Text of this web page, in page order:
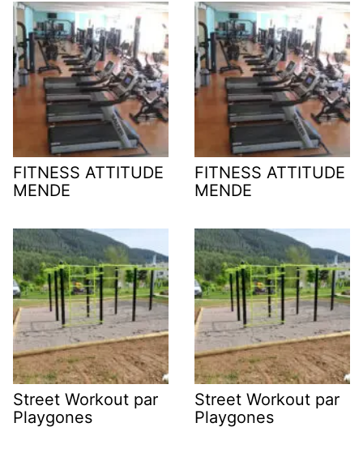
FITNESS ATTITUDE
MENDE
FITNESS ATTITUDE
MENDE
Street Workout par
Playgones
Street Workout par
Playgones